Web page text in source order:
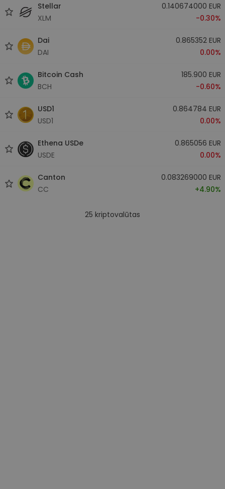
Stellar
XLM
0.140674000 EUR
-0.30%
Dai
DAI
0.865352 EUR
0.00%
Bitcoin Cash
BCH
185.900 EUR
-0.60%
USD1
USD1
0.864784 EUR
0.00%
Ethena USDe
USDE
0.865056 EUR
0.00%
Canton
CC
0.083269000 EUR
+4.90%
25 kriptovalūtas